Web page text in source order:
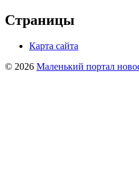
Страницы
Карта сайта
© 2026 Маленький портал